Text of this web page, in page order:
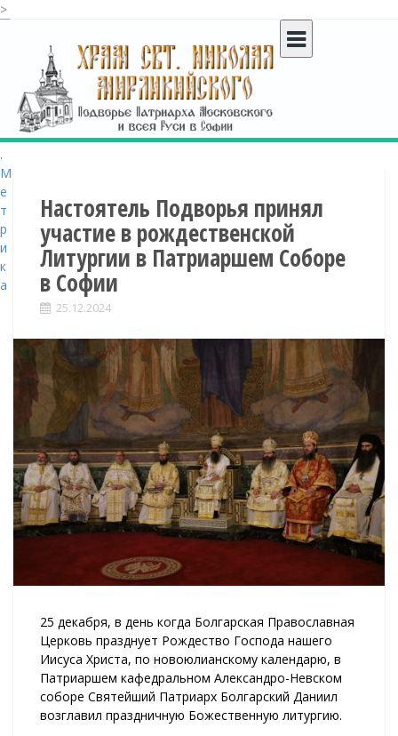
>
c
o
n
t
e
n
t
Настоятель Подворья принял
участие в рождественской
Литургии в Патриаршем Соборе
в Софии
25.12.2024
25 декабря, в день когда Болгарская Православная
Церковь празднует Рождество Господа нашего
Иисуса Христа, по новоюлианскому календарю, в
Патриаршем кафедральном Александро-Невском
соборе Святейший Патриарх Болгарский Даниил
возглавил праздничную Божественную литургию.